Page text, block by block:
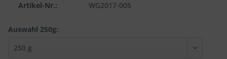
Artikel-Nr.:
WG2017-005
Auswahl 250g: